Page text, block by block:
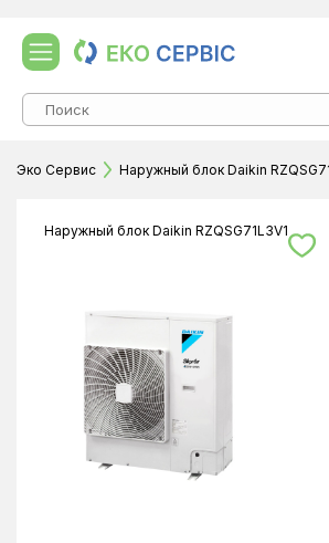
Эко Сервис Наружный блок Daikin
Наружный блок Daikin RZQSG71L3V1